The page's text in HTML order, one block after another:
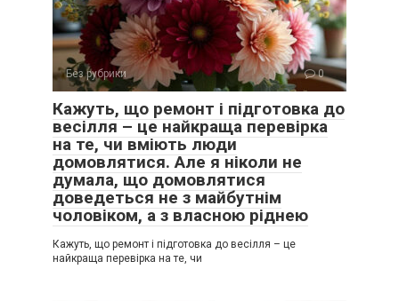
Без рубрики 0
Кажуть, що ремонт і підготовка до
весілля – це найкраща перевірка
на те, чи вміють люди
домовлятися. Але я ніколи не
думала, що домовлятися
доведеться не з майбутнім
чоловіком, а з власною ріднею
Кажуть, що ремонт і підготовка до весілля – це
найкраща перевірка на те, чи